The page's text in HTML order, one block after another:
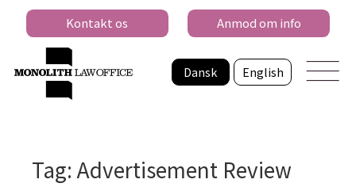
Dansk English
Kontakt os Anmod om info
Tag: Advertisement Review